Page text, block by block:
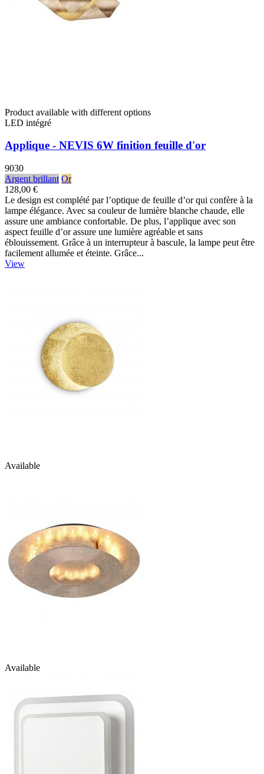
Product available with different options
LED intégré
Applique - NEVIS 6W finition feuille d'or
9030
Argent brillant Or
128,00 €
Le design est complété par l’optique de feuille d’or qui confère à la
lampe élégance. Avec sa couleur de lumière blanche chaude, elle
assure une ambiance confortable. De plus, l’applique avec son
aspect feuille d’or assure une lumière agréable et sans
éblouissement. Grâce à un interrupteur à bascule, la lampe peut être
facilement allumée et éteinte. Grâce...
View
Available
Available